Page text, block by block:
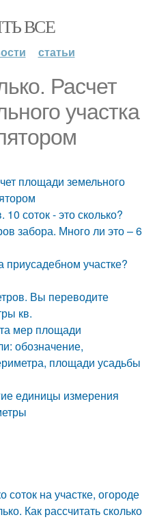
ВСЕ
статьи
Расчет
участка
площади земельного
10 соток - это сколько?
забора. Много ли это – 6
приусадебном участке?
Вы переводите
кв.
мер площади
обозначение,
площади усадьбы
единицы измерения
соток на участке, огороде
Как рассчитать сколько